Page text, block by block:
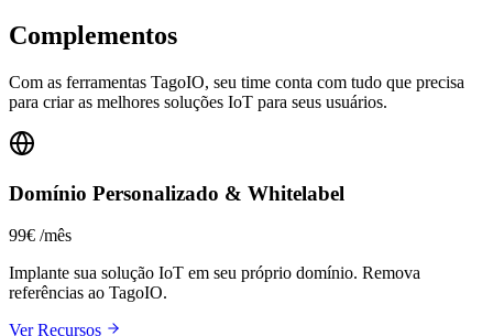
Complementos
Com as ferramentas TagoIO, seu time conta com tudo que precisa
para criar as melhores soluções IoT para seus usuários.
Domínio Personalizado & Whitelabel
99€ /mês
Implante sua solução IoT em seu próprio domínio. Remova
referências ao TagoIO.
Ver Recursos